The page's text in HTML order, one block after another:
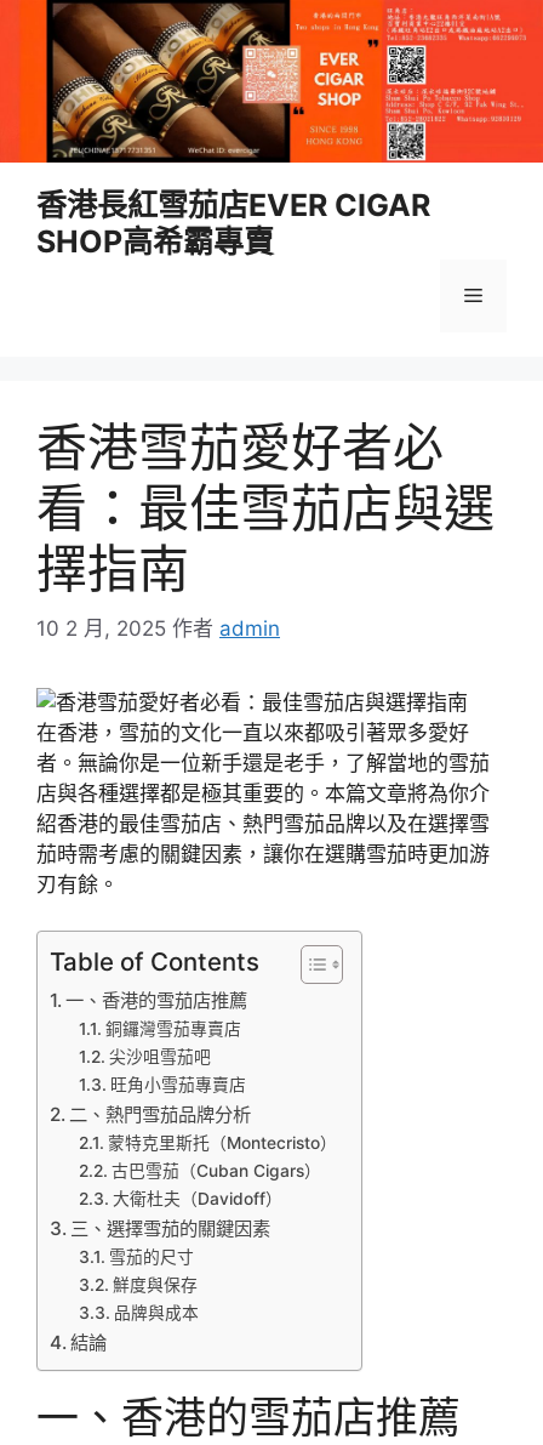
香港長紅雪茄店EVER CIGAR
SHOP高希霸專賣
選
香港雪茄愛好者必
看：最佳雪茄店與選
擇指南
10 2 月, 2025 作者 admin
在香港，雪茄的文化一直以來都吸引著眾多愛好
者。無論你是一位新手還是老手，了解當地的雪茄
店與各種選擇都是極其重要的。本篇文章將為你介
紹香港的最佳雪茄店、熱門雪茄品牌以及在選擇雪
茄時需考慮的關鍵因素，讓你在選購雪茄時更加游
刃有餘。
Table of Contents
一、香港的雪茄店推薦
銅鑼灣雪茄專賣店
尖沙咀雪茄吧
旺角小雪茄專賣店
二、熱門雪茄品牌分析
蒙特克里斯托（Montecristo）
古巴雪茄（Cuban Cigars）
大衛杜夫（Davidoff）
三、選擇雪茄的關鍵因素
雪茄的尺寸
鮮度與保存
品牌與成本
結論
一、香港的雪茄店推薦